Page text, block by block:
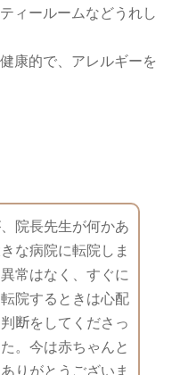
ィールームなどうれし
康的で、アレルギーを
院長先生が何かあ
な病院に転院しま
常はなく、すぐに
院するときは心配
断をしてくださっ
。今は赤ちゃんと
りがとうございま